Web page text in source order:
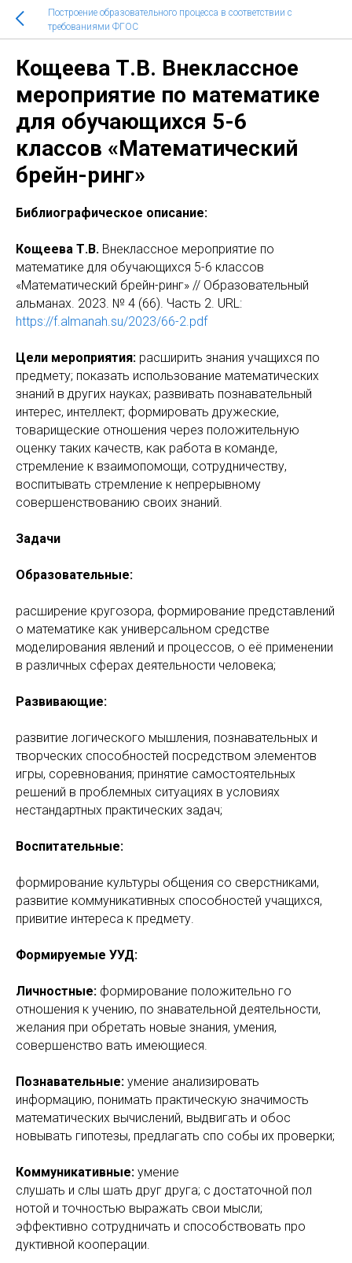
Построение образовательного процесса в соответствии с
требованиями ФГОС
Кощеева Т.В. Внеклассное
мероприятие по математике
для обучающихся 5-6
классов «Математический
брейн-ринг»
Библиографическое описание:
Кощеева Т.В. Внеклассное мероприятие по
математике для обучающихся 5-6 классов
«Математический брейн-ринг» // Образовательный
альманах. 2023. № 4 (66). Часть 2. URL:
https://f.almanah.su/2023/66-2.pdf
Цели мероприятия: расширить знания учащихся по
предмету; показать использование математических
знаний в других науках; развивать познавательный
интерес, интеллект; формировать дружеские,
товарищеские отношения через положительную
оценку таких качеств, как работа в команде,
стремление к взаимопомощи, сотрудничеству,
воспитывать стремление к непрерывному
совершенствованию своих знаний.
Задачи
Образовательные:
расширение кругозора, формирование представлений
о математике как универсальном средстве
моделирования явлений и процессов, о её применении
в различных сферах деятельности человека;
Развивающие:
развитие логического мышления, познавательных и
творческих способностей посредством элементов
игры, соревнования; принятие самостоятельных
решений в проблемных ситуациях в условиях
нестандартных практических задач;
Воспитательные:
формирование культуры общения со сверстниками,
развитие коммуникативных способностей учащихся,
привитие интереса к предмету.
Формируемые УУД:
Личностные: формирование положительно го
отношения к учению, по знавательной деятельности,
желания при обретать новые знания, умения,
совершенство вать имеющиеся.
Познавательные: умение анализировать
информацию, понимать практическую значимость
математических вычислений, выдвигать и обос
новывать гипотезы, предлагать спо собы их проверки;
Коммуникативные: умение
слушать и слы шать друг друга; с достаточной пол
нотой и точностью выражать свои мысли;
эффективно сотрудничать и способствовать про
дуктивной кооперации.